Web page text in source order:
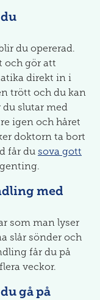
du opererad.
och gör att
direkt in i
trött och du kan
du slutar med
igen och håret
doktorn ta bort
får du sova gott
med
som man lyser
slår sönder och
får du på
veckor.
gå på